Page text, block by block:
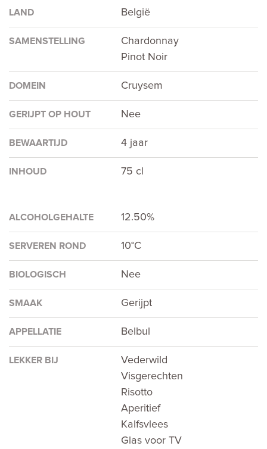
LAND België
SAMENSTELLING
Chardonnay
Pinot Noir
DOMEIN Cruysem
GERIJPT OP HOUT Nee
BEWAARTIJD 4 jaar
INHOUD 75 cl
ALCOHOLGEHALTE 12.50%
SERVEREN ROND 10°C
BIOLOGISCH Nee
SMAAK Gerijpt
APPELLATIE Belbul
LEKKER BIJ
Vederwild
Visgerechten
Risotto
Aperitief
Kalfsvlees
Glas voor TV